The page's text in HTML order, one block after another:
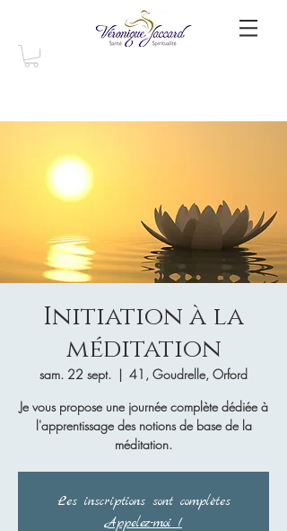
Initiation à la
méditation
sam. 22 sept.
  |
41, Goudrelle, Orford
Je vous propose une journée complète dédiée à
l'apprentissage des notions de base de la
méditation.
Les inscriptions sont complètes
Appelez-moi !